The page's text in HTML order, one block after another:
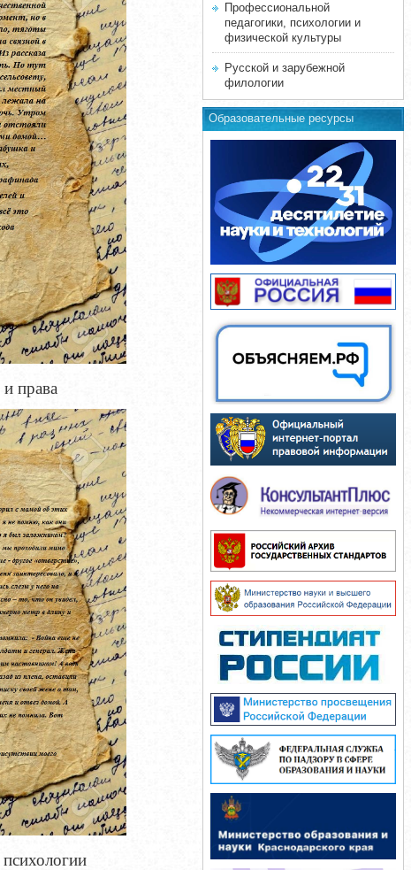
права
психологии
Профессиональной
педагогики, психологии и
физической культуры
Русской и зарубежной
филологии
Образовательные ресурсы